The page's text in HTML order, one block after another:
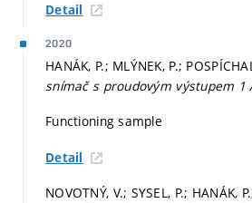
Detail
2020
HANÁK, P.; MLÝNEK, P.;
snímač s proudovým výstupem 1
Functioning sample
Detail
NOVOTNÝ, V.; SYSEL, P.; HANÁK,